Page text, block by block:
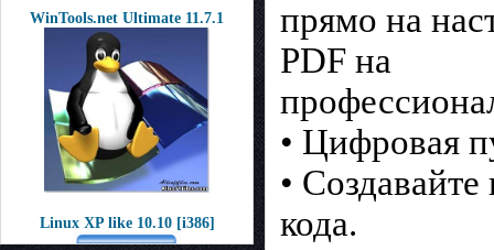
WinTools.net Ultimate 11.7.1
Linux XP like 10.10 [i386]
прямо на
PDF на
• Цифровая
•
кода.